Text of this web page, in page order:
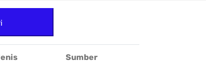
Sumber